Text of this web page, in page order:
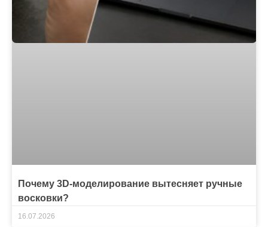
Почему 3D-моделирование вытесняет ручные
восковки?
16.07.2026